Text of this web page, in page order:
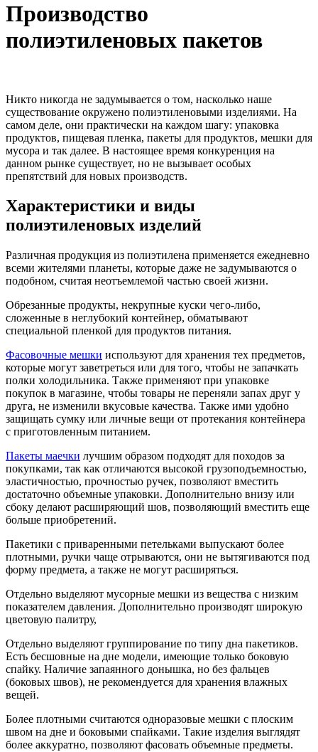
Производство
полиэтиленовых пакетов
Никто никогда не задумывается о том, насколько наше
существование окружено полиэтиленовыми изделиями. На
самом деле, они практически на каждом шагу: упаковка
продуктов, пищевая пленка, пакеты для продуктов, мешки для
мусора и так далее. В настоящее время конкуренция на
данном рынке существует, но не вызывает особых
препятствий для новых производств.
Характеристики и виды
полиэтиленовых изделий
Различная продукция из полиэтилена применяется ежедневно
всеми жителями планеты, которые даже не задумываются о
подобном, считая неотъемлемой частью своей жизни.
Обрезанные продукты, некрупные куски чего-либо,
сложенные в неглубокий контейнер, обматывают
специальной пленкой для продуктов питания.
Фасовочные мешки используют для хранения тех предметов,
которые могут заветреться или для того, чтобы не запачкать
полки холодильника. Также применяют при упаковке
покупок в магазине, чтобы товары не переняли запах друг у
друга, не изменили вкусовые качества. Также ими удобно
защищать сумку или личные вещи от протекания контейнера
с приготовленным питанием.
Пакеты маечки лучшим образом подходят для походов за
покупками, так как отличаются высокой грузоподъемностью,
эластичностью, прочностью ручек, позволяют вместить
достаточно объемные упаковки. Дополнительно внизу или
сбоку делают расширяющий шов, позволяющий вместить еще
больше приобретений.
Пакетики с приваренными петельками выпускают более
плотными, ручки чаще отрываются, они не вытягиваются под
форму предмета, а также не могут расширяться.
Отдельно выделяют мусорные мешки из вещества с низким
показателем давления. Дополнительно производят широкую
цветовую палитру,
Отдельно выделяют группирование по типу дна пакетиков.
Есть бесшовные на дне модели, имеющие только боковую
спайку. Наличие запаянного донышка, но без фальцев
(боковых швов), не рекомендуется для хранения влажных
вещей.
Более плотными считаются одноразовые мешки с плоским
швом на дне и боковыми спайками. Такие изделия выглядят
более аккуратно, позволяют фасовать объемные предметы.